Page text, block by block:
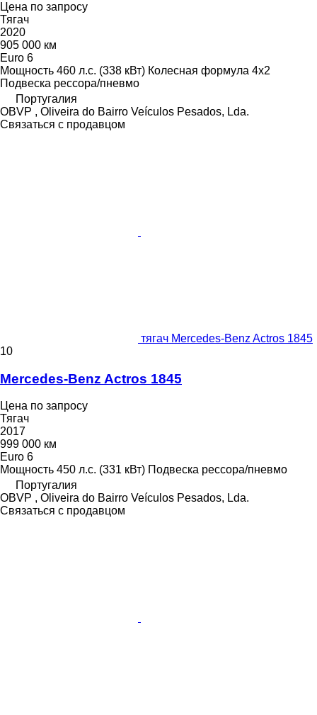
Цена по запросу
Тягач
2020
905 000 км
Euro 6
Мощность 460 л.с. (338 кВт) Колесная формула 4x2
Подвеска рессора/пневмо
Португалия
OBVP , Oliveira do Bairro Veículos Pesados, Lda.
Связаться с продавцом
тягач Mercedes-Benz Actros 1845
10
Mercedes-Benz Actros 1845
Цена по запросу
Тягач
2017
999 000 км
Euro 6
Мощность 450 л.с. (331 кВт) Подвеска рессора/пневмо
Португалия
OBVP , Oliveira do Bairro Veículos Pesados, Lda.
Связаться с продавцом